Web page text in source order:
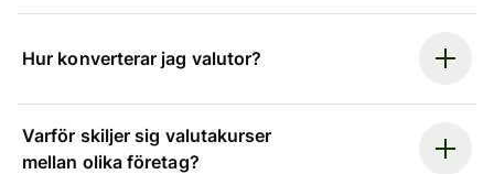
Hur konverterar jag valutor?
Varför skiljer sig valutakurser
mellan olika företag?